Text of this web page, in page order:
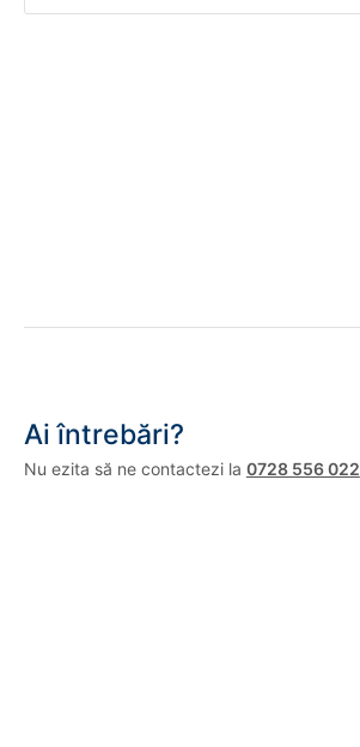
Ai întrebări?
Nu ezita să ne contactezi la 0728 556 022